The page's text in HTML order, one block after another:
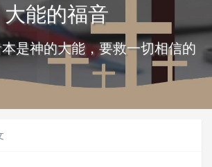
大能的福音
是神的大能，要救一切相信的